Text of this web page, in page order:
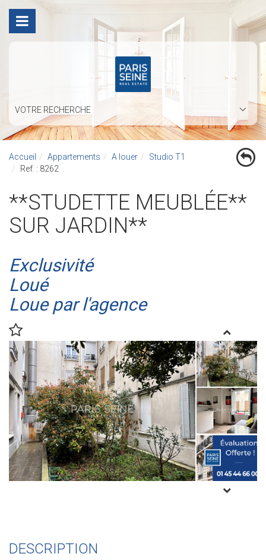
VOTRE RECHERCHE
Accueil Appartements A louer
Studio T1
Ref. : 8262
**STUDETTE MEUBLÉE**
SUR JARDIN**
Exclusivité
Loué
Loue par l'agence
DESCRIPTION